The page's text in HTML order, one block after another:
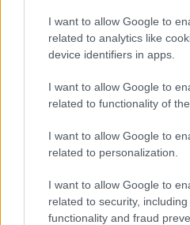
I want to allow Google to
related to analytics like
device identifiers in apps.
I want to allow Google to
related to functionality of
I want to allow Google to
related to personalization.
I want to allow Google to
related to security,
functionality and fraud
#RUSSIA
#UCRAINA
#USA
#VOLODYMYR ZELENSKY
Vignetta del